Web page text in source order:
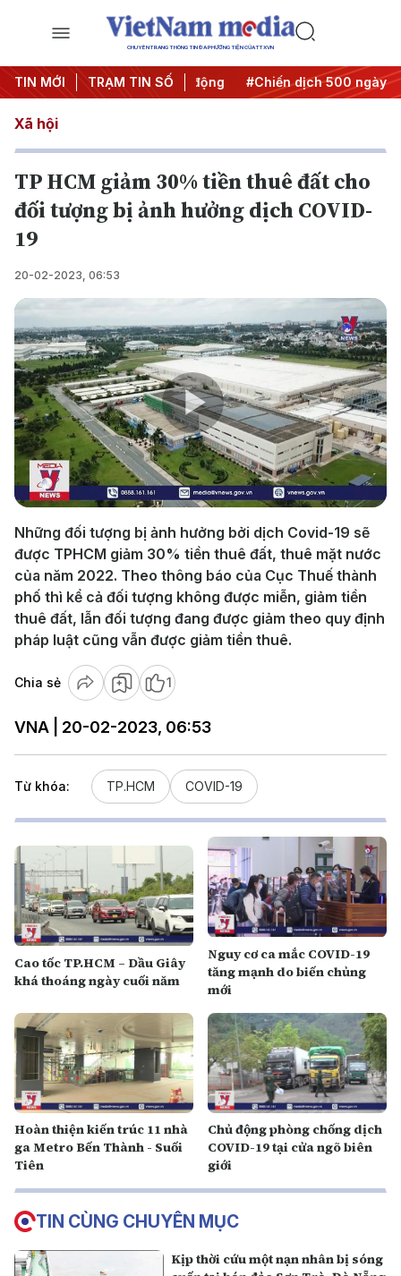
CHUYÊN TRANG THÔNG TIN ĐA PHƯƠNG TIỆN CỦA TTXVN
TIN MỚI TRẠM TIN SỐ
Nghị quyết thành hành động #Chiến dịch 500 ngày đêm
Xã hội
TP HCM giảm 30% tiền thuê đất cho
đối tượng bị ảnh hưởng dịch COVID-
19
20-02-2023, 06:53
Play
Video
Những đối tượng bị ảnh hưởng bởi dịch Covid-19 sẽ
được TPHCM giảm 30% tiền thuê đất, thuê mặt nước
của năm 2022. Theo thông báo của Cục Thuế thành
phố thì kể cả đối tượng không được miễn, giảm tiền
thuê đất, lẫn đối tượng đang được giảm theo quy định
pháp luật cũng vẫn được giảm tiền thuê.
Chia sẻ 1
VNA | 20-02-2023, 06:53
Từ khóa: TP.HCM COVID-19
Cao tốc TP.HCM – Dầu Giây
khá thoáng ngày cuối năm
Nguy cơ ca mắc COVID-19
tăng mạnh do biến chủng
mới
Hoàn thiện kiến trúc 11 nhà
ga Metro Bến Thành - Suối
Tiên
Chủ động phòng chống dịch
COVID-19 tại cửa ngõ biên
giới
TIN CÙNG CHUYÊN MỤC
Kịp thời cứu một nạn nhân bị sóng